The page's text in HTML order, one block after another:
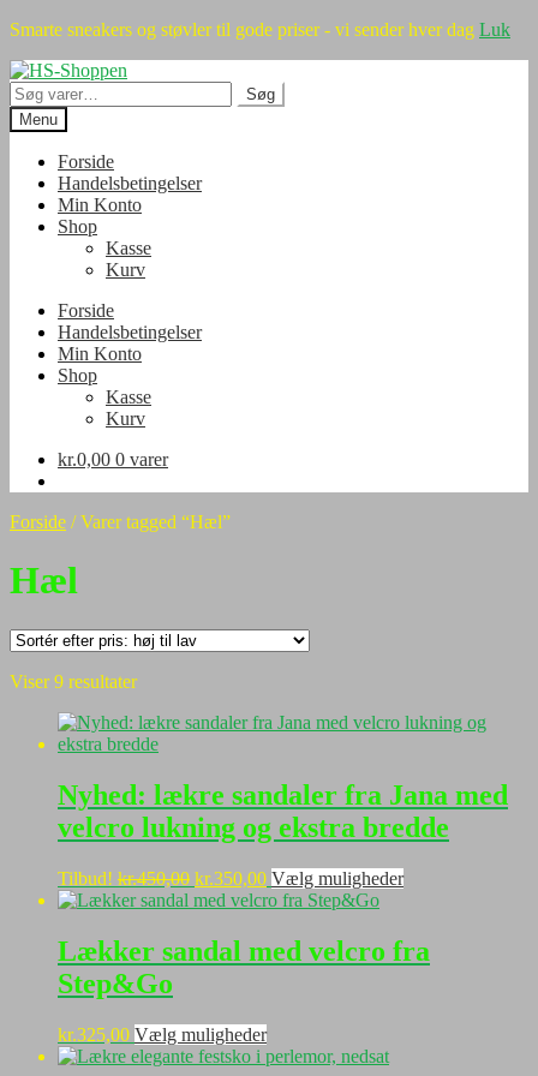
Smarte sneakers og støvler til gode priser - vi sender hver dag Luk
Spring
til
navigation
Spring
til
indhold
Søg
efter:
Søg
Menu
Forside
Handelsbetingelser
Min Konto
Shop
Kasse
Kurv
Forside
Handelsbetingelser
Min Konto
Shop
Kasse
Kurv
kr.0,00 0 varer
Forside /Varer tagged “Hæl”
Hæl
Viser 9 resultaterSorteret
pris:
høj
lav
Nyhed: lækre sandaler fra Jana med
velcro lukning og ekstra bredde
Tilbud! kr.450,00 Den
oprindelige
var:
kr.450,00.
kr.350,00Den
aktuelle
kr.350,00.
Vælg mulighederDette
flere
varianter.
Lækker sandal med velcro fra
Step&Go
kr.325,00 Vælg mulighederDette
vare